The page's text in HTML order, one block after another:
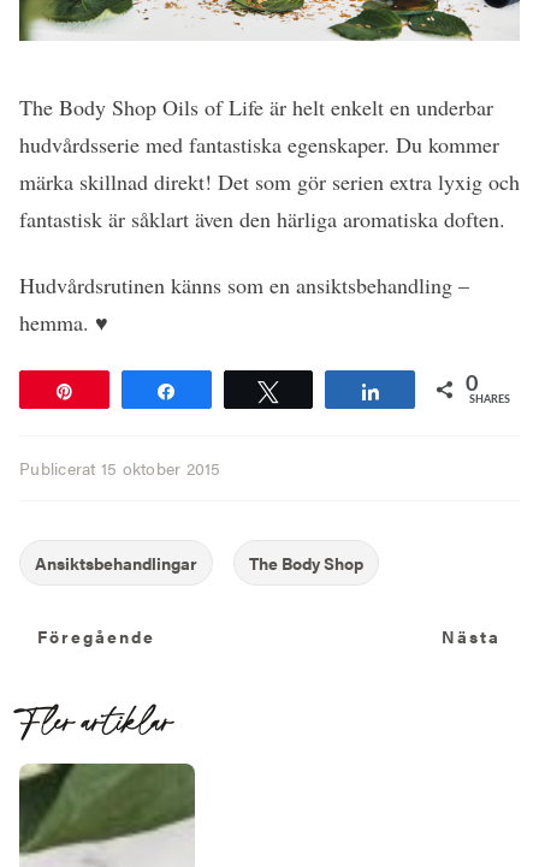
The Body Shop Oils of Life är helt enkelt en underbar
hudvårdsserie med fantastiska egenskaper. Du kommer
märka skillnad direkt! Det som gör serien extra lyxig och
fantastisk är såklart även den härliga aromatiska doften.
Hudvårdsrutinen känns som en ansiktsbehandling –
hemma. ♥
Share 0
SHARES
Publicerat 15 oktober 2015
Föregående
Föregående Nästa
Fler artiklar